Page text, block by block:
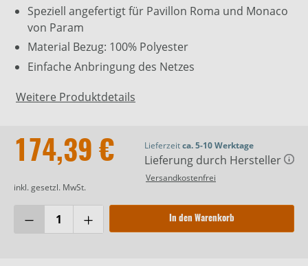
Speziell angefertigt für Pavillon Roma und Monaco
von Param
Material Bezug: 100% Polyester
Einfache Anbringung des Netzes
Weitere Produktdetails
174,39 €
inkl. gesetzl. MwSt.
Lieferzeitca. 5-10 Werktage
Lieferung durch Hersteller
Versandkostenfrei
In den Warenkorb